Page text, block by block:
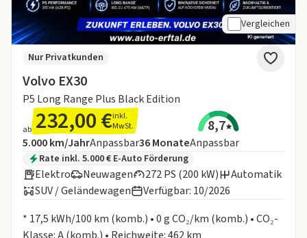
Vergleichen
Volvo EX30
P5 Long Range Plus Black Edition
Nur Privatkunden
ab 232,00 €inkl.
MwSt.
8,7
Angebotsdetails:
Inklusive Laufleistung
5.000 km/JahrAnpassbarLaufzeit
36MonateAnpassbar
Zusätzliche Fahrzeuginformationen:
Rate inkl. 5.000 € E-Auto Förderung
Elektro Neuwagen 272 PS (200 kW)
Automatik
SUV / Geländewagen
Verfügbar: 10/2026
* 17,5 kWh/100 km (komb.) • 0 g CO₂/km (komb.) • CO₂-
Klasse: A (komb.) • Reichweite: 462 km